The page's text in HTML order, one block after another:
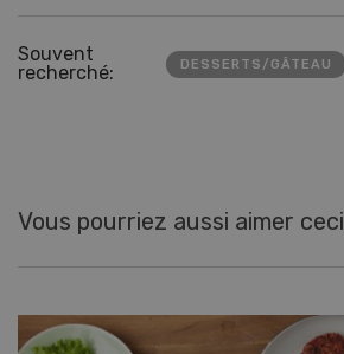
Souvent
recherché:
DESSERTS/GÂTEAU
Vous pourriez aussi aimer ceci